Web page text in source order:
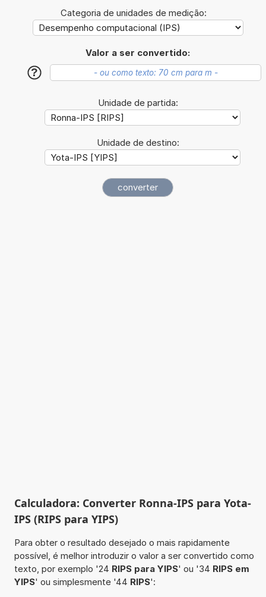
Categoria de unidades de medição:
Valor a ser convertido:
?
Unidade de partida:
Unidade de destino:
Calculadora: Converter Ronna-IPS para Yota-
IPS (RIPS para YIPS)
Para obter o resultado desejado o mais rapidamente
possível, é melhor introduzir o valor a ser convertido como
texto, por exemplo '24 RIPS para YIPS' ou '34 RIPS em
YIPS' ou simplesmente '44 RIPS':